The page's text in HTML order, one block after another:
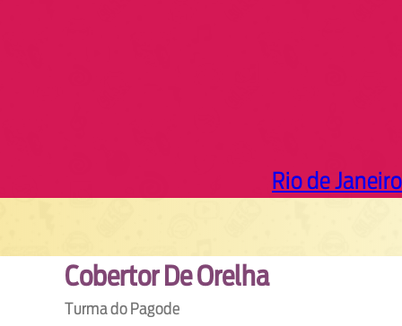
Rio de Janeiro
Cobertor De Orelha
Turma do Pagode